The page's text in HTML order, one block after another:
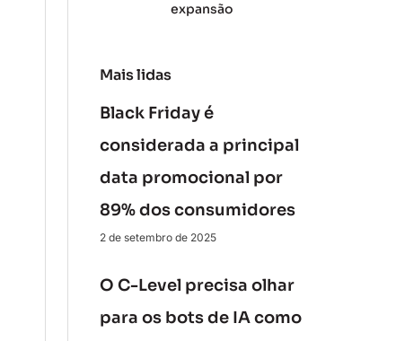
expansão
Mais lidas
Black Friday é
considerada a principal
data promocional por
89% dos consumidores
2 de setembro de 2025
O C-Level precisa olhar
para os bots de IA como